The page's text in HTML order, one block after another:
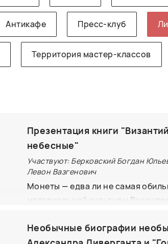
Антикафе Пресс-клуб
Территория мастер-классов
Презентация книги
небесные"
Участвуют: Берковский Богдан
Левон Вазгенович
Монеты — едва ли не самая
материальной культуры
сравнении с теми, что служат
обращает внимание читателя не
Необычные биографии